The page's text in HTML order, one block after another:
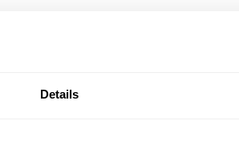
Details
man. Dit grijze
uitstraling.
zorgt het